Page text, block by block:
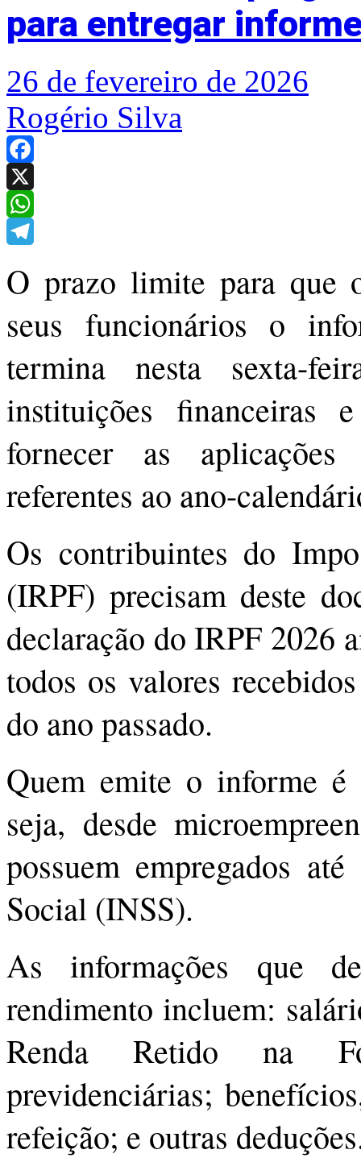
para entregar
26 de fevereiro de 2026
Rogério Silva
Facebook
X
WhatsApp
O prazo limite para que
seus funcionários o
termina nesta sexta-
instituições financeiras
fornecer as
referentes ao ano-
Os contribuintes do
(IRPF) precisam deste
declaração do IRPF 2026
todos os valores
do ano passado.
Quem emite o informe é
seja, desde
possuem empregados
Social (INSS).
As informações que
rendimento incluem:
Renda Retido na
previdenciárias;
refeição; e outras